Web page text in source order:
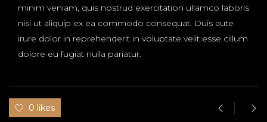
minim veniam, quis nostrud exercitation ullamco laboris
nisi ut aliquip ex ea commodo consequat. Duis aute
irure dolor in reprehenderit in voluptate velit esse cillum
dolore eu fugiat nulla pariatur.
0 likes